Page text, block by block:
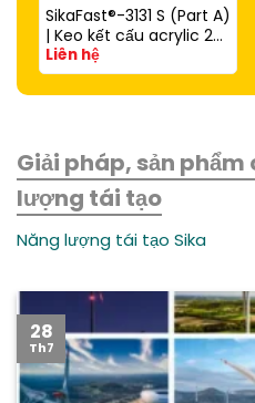
SikaFast®-3131 S (Part A)
| Keo kết cấu acrylic 2
thành phần đóng rắn
nhanh dùng với
SikaFast®-3081 N (Part
Liên hệ
Giải pháp, sản
lượng tái tạo
Năng lượng tái tạo Sika
28
Th7